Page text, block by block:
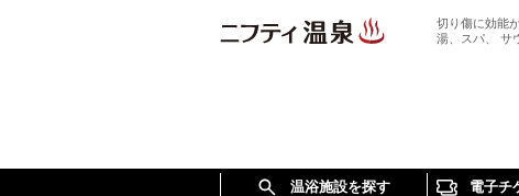
切り傷に効能
湯、スパ、 サ
温浴施設を探す 電子チ